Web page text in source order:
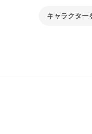
キャラクター